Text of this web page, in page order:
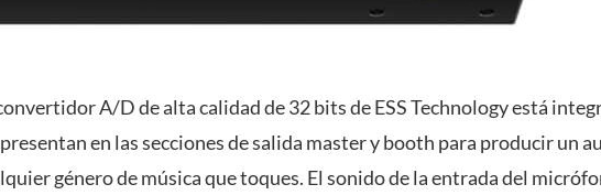
A/D de alta calidad de 32 bits de ESS Technology está
en las secciones de salida master y booth para producir un
género de música que toques. El sonido de la entrada del